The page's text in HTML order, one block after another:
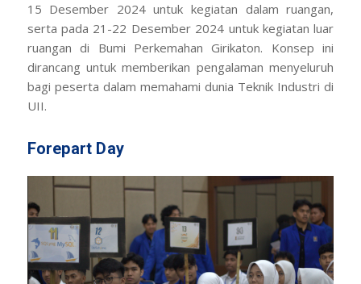
15 Desember 2024 untuk kegiatan dalam ruangan,
serta pada 21-22 Desember 2024 untuk kegiatan luar
ruangan di Bumi Perkemahan Girikaton. Konsep ini
dirancang untuk memberikan pengalaman menyeluruh
bagi peserta dalam memahami dunia Teknik Industri di
UII.
Forepart Day